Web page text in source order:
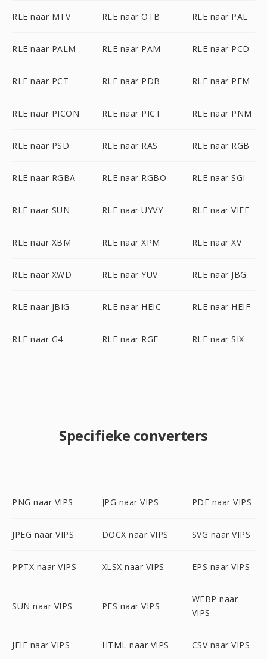
RLE naar MTV RLE naar OTB RLE naar PAL
RLE naar PALM RLE naar PAM RLE naar PCD
RLE naar PCT RLE naar PDB RLE naar PFM
RLE naar PICON RLE naar PICT RLE naar PNM
RLE naar PSD RLE naar RAS RLE naar RGB
RLE naar RGBA RLE naar RGBO RLE naar SGI
RLE naar SUN RLE naar UYVY RLE naar VIFF
RLE naar XBM RLE naar XPM RLE naar XV
RLE naar XWD RLE naar YUV RLE naar JBG
RLE naar JBIG RLE naar HEIC RLE naar HEIF
RLE naar G4 RLE naar RGF RLE naar SIX
Specifieke converters
PNG naar VIPS JPG naar VIPS PDF naar VIPS
JPEG naar VIPS DOCX naar VIPS SVG naar VIPS
PPTX naar VIPS XLSX naar VIPS EPS naar VIPS
SUN naar VIPS PES naar VIPS
WEBP naar
VIPS
JFIF naar VIPS HTML naar VIPS CSV naar VIPS